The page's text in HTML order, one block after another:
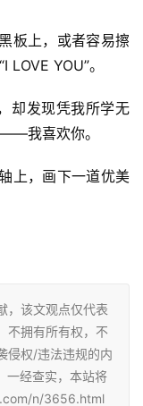
板上，或者容易擦
YOU”。
却发现凭我所学无
我喜欢你。
上，画下一道优美
，该文观点仅代表
不拥有所有权，不
侵权/违法违规的内
一经查实，本站将
n/3656.html